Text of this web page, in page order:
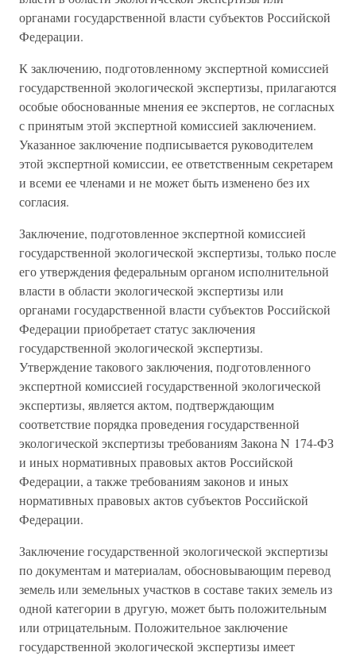
органами государственной власти субъектов Российской
Федерации.
К заключению, подготовленному экспертной комиссией
государственной экологической экспертизы, прилагаются
особые обоснованные мнения ее экспертов, не согласных
с принятым этой экспертной комиссией заключением.
Указанное заключение подписывается руководителем
этой экспертной комиссии, ее ответственным секретарем
и всеми ее членами и не может быть изменено без их
согласия.
Заключение, подготовленное экспертной комиссией
государственной экологической экспертизы, только после
его утверждения федеральным органом исполнительной
власти в области экологической экспертизы или
органами государственной власти субъектов Российской
Федерации приобретает статус заключения
государственной экологической экспертизы.
Утверждение такового заключения, подготовленного
экспертной комиссией государственной экологической
экспертизы, является актом, подтверждающим
соответствие порядка проведения государственной
экологической экспертизы требованиям Закона N 174-ФЗ
и иных нормативных правовых актов Российской
Федерации, а также требованиям законов и иных
нормативных правовых актов субъектов Российской
Федерации.
Заключение государственной экологической экспертизы
по документам и материалам, обосновывающим перевод
земель или земельных участков в составе таких земель из
одной категории в другую, может быть положительным
или отрицательным. Положительное заключение
государственной экологической экспертизы имеет